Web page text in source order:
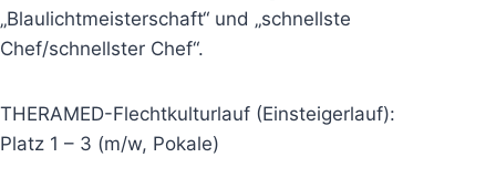
„Blaulichtmeisterschaft“ und „schnellste
Chef/schnellster Chef“.
THERAMED-Flechtkulturlauf (Einsteigerlauf):
Platz 1 – 3 (m/w, Pokale)